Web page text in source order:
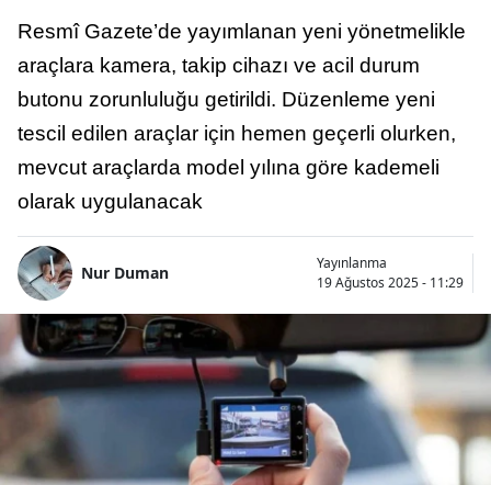
Resmî Gazete’de yayımlanan yeni yönetmelikle
araçlara kamera, takip cihazı ve acil durum
butonu zorunluluğu getirildi. Düzenleme yeni
tescil edilen araçlar için hemen geçerli olurken,
mevcut araçlarda model yılına göre kademeli
olarak uygulanacak
Nur Duman
Yayınlanma
19 Ağustos 2025 - 11:29